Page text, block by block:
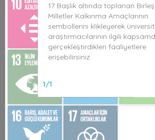
17 Başlık altında toplanan
Milletler Kalkınma Amaçlarının
sembollerini klikleyerek
araştırmacılarının ilgili
gerçekleştirdikleri faaliyetlere
erişebilirsiniz.
1/1